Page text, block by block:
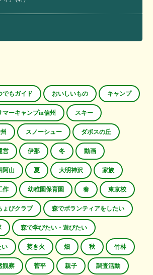
でもガイド おいしいもの キャンプ
マーキャンプin信州 スキー
スノーシュー ダボスの丘
営 伊那 冬 動画
阿山 夏 大明神沢 家族
作 幼稚園保育園 春 東京校
ょびクラブ 森でボランティアをしたい
森で学びたい・遊びたい
い 焚き火 畑 秋 竹林
観察 菅平 親子 調査活動